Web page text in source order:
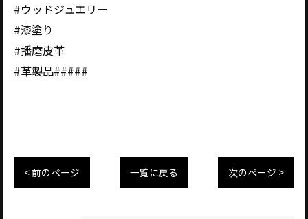
#ウッドジュエリー
#漆塗り
#播磨皮革
#革製品#####
< 前のページ 一覧に戻る 次のページ >